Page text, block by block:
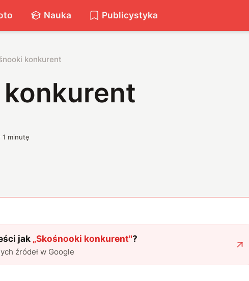
Nauka Publicystyka
konkurent
1 minutę
jak „Skośnooki konkurent"?
źródeł w Google